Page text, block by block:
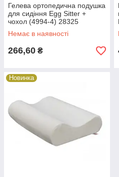
Гелева ортопедична подушка
для сидіння Egg Sitter +
чохол (4994-4) 28325
Немає в наявності
266,60 ₴
Новинка